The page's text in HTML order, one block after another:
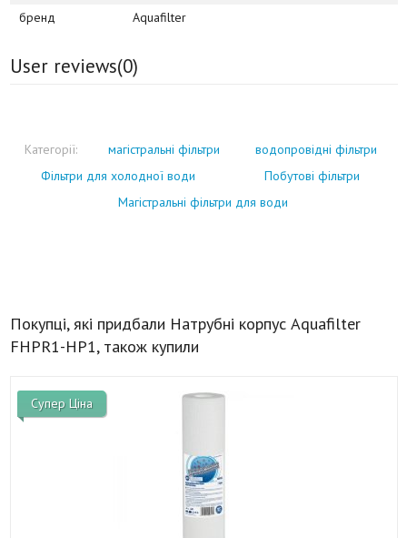
бренд
Aquafilter
User reviews(0)
Категорії: магістральні фільтри
водопровідні фільтри
Фільтри для холодної води
Побутові фільтри
Магістральні фільтри для води
Покупці, які придбали Натрубні корпус Aquafilter
FHPR1-HP1, також купили
Супер Ціна